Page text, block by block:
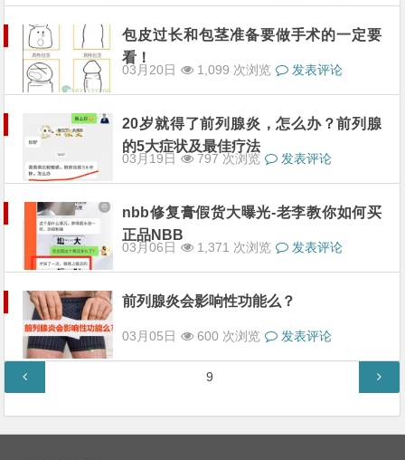
包皮过长和包茎准备要做手术的一定要
看！
03月20日 1,099 次浏览 发表评论
20岁就得了前列腺炎，怎么办？前列腺
的5大症状及最佳疗法
03月19日 797 次浏览 发表评论
nbb修复膏假货大曝光-老李教你如何买
正品NBB
03月06日 1,371 次浏览 发表评论
前列腺炎会影响性功能么？
03月05日 600 次浏览 发表评论
章
分
页
第9